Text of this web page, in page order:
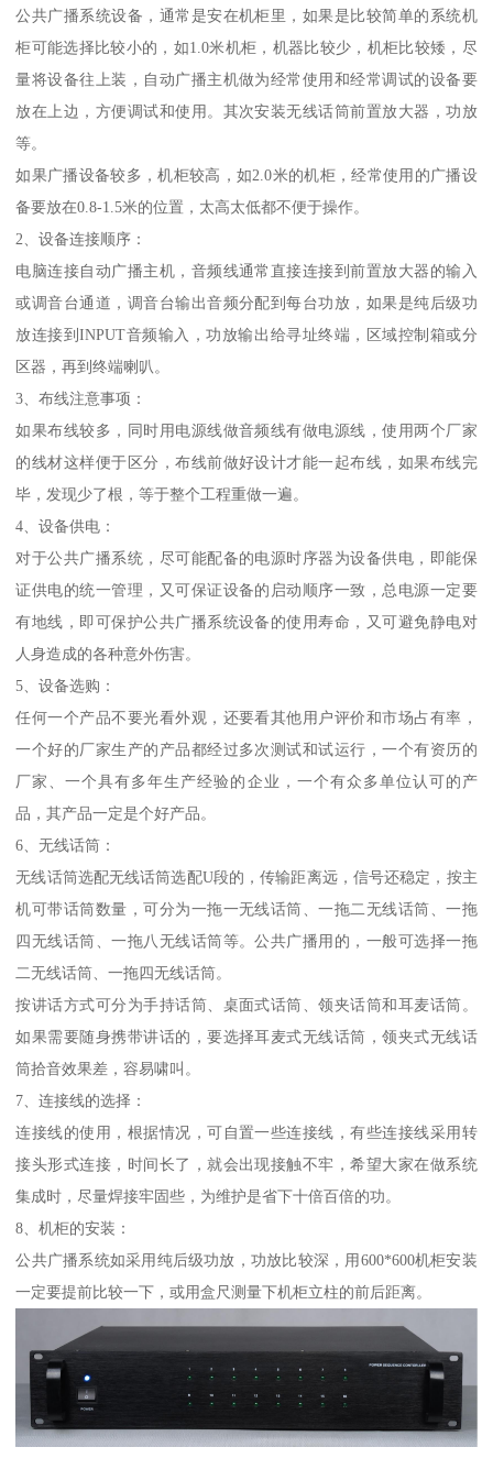
公共广播系统设备，通常是安在机柜里，如果是比较简单的系统机
柜可能选择比较小的，如1.0米机柜，机器比较少，机柜比较矮，尽
量将设备往上装，自动广播主机做为经常使用和经常调试的设备要
放在上边，方便调试和使用。其次安装无线话筒前置放大器，功放
等。
如果广播设备较多，机柜较高，如2.0米的机柜，经常使用的广播设
备要放在0.8-1.5米的位置，太高太低都不便于操作。
2、设备连接顺序：
电脑连接自动广播主机，音频线通常直接连接到前置放大器的输入
或调音台通道，调音台输出音频分配到每台功放，如果是纯后级功
放连接到INPUT音频输入，功放输出给寻址终端，区域控制箱或分
区器，再到终端喇叭。
3、布线注意事项：
如果布线较多，同时用电源线做音频线有做电源线，使用两个厂家
的线材这样便于区分，布线前做好设计才能一起布线，如果布线完
毕，发现少了根，等于整个工程重做一遍。
4、设备供电：
对于公共广播系统，尽可能配备的电源时序器为设备供电，即能保
证供电的统一管理，又可保证设备的启动顺序一致，总电源一定要
有地线，即可保护公共广播系统设备的使用寿命，又可避免静电对
人身造成的各种意外伤害。
5、设备选购：
任何一个产品不要光看外观，还要看其他用户评价和市场占有率，
一个好的厂家生产的产品都经过多次测试和试运行，一个有资历的
厂家、一个具有多年生产经验的企业，一个有众多单位认可的产
品，其产品一定是个好产品。
6、无线话筒：
无线话筒选配无线话筒选配U段的，传输距离远，信号还稳定，按主
机可带话筒数量，可分为一拖一无线话筒、一拖二无线话筒、一拖
四无线话筒、一拖八无线话筒等。公共广播用的，一般可选择一拖
二无线话筒、一拖四无线话筒。
按讲话方式可分为手持话筒、桌面式话筒、领夹话筒和耳麦话筒。
如果需要随身携带讲话的，要选择耳麦式无线话筒，领夹式无线话
筒拾音效果差，容易啸叫。
7、连接线的选择：
连接线的使用，根据情况，可自置一些连接线，有些连接线采用转
接头形式连接，时间长了，就会出现接触不牢，希望大家在做系统
集成时，尽量焊接牢固些，为维护是省下十倍百倍的功。
8、机柜的安装：
公共广播系统如采用纯后级功放，功放比较深，用600*600机柜安装
一定要提前比较一下，或用盒尺测量下机柜立柱的前后距离。